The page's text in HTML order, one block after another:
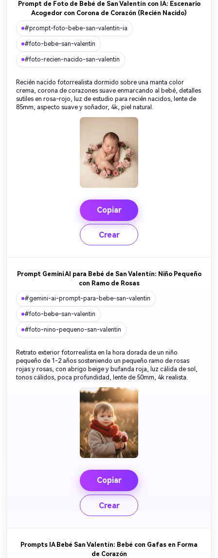
Prompt de Foto de Bebé de San Valentín con IA: Escenario
Acogedor con Corona de Corazón (Recién Nacido)
#prompt-foto-bebe-san-valentin-ia
#foto-bebe-san-valentin
#foto-recien-nacido-san-valentin
Recién nacido fotorrealista dormido sobre una manta color
crema, corona de corazones suave enmarcando al bebé, detalles
sutiles en rosa-rojo, luz de estudio para recién nacidos, lente de
85mm, aspecto suave y soñador, 4k, piel natural.
Copiar
Crear
Prompt Gemini AI para Bebé de San Valentín: Niño Pequeño
con Ramo de Rosas
#gemini-ai-prompt-para-bebe-san-valentin
#foto-bebe-san-valentin
#foto-nino-pequeno-san-valentin
Retrato exterior fotorrealista en la hora dorada de un niño
pequeño de 1-2 años sosteniendo un pequeño ramo de rosas
rojas y rosas, con abrigo beige y bufanda roja, luz cálida de sol,
tonos cálidos, poca profundidad, lente de 50mm, 4k realista.
Copiar
Crear
Prompts IA Bebé San Valentín: Bebé con Gafas en Forma
de Corazón